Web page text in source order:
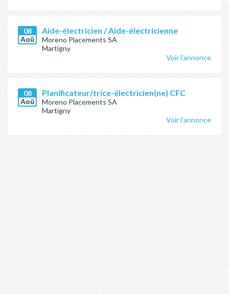
08
Aoû
Aide-électricien / Aide-électricienne
Moreno Placements SA
Martigny
Voir l'annonce
08
Aoû
Planificateur/trice-électricien(ne) CFC
Moreno Placements SA
Martigny
Voir l'annonce